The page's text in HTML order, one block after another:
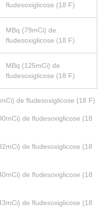
fludesoxiglicose (18 F)
MBq (79mCi) de
fludesoxiglicose (18 F)
MBq (125mCi) de
fludesoxiglicose (18 F)
de fludesoxiglicose (18 F)
de fludesoxiglicose (18
de fludesoxiglicose (18
de fludesoxiglicose (18
de fludesoxiglicose (18